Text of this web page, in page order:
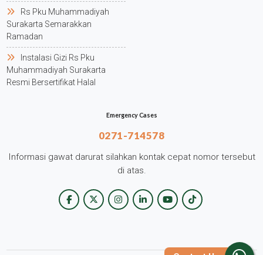
Rs Pku Muhammadiyah
Surakarta Semarakkan
Ramadan
Instalasi Gizi Rs Pku
Muhammadiyah Surakarta
Resmi Bersertifikat Halal
Emergency Cases
0271-714578
Informasi gawat darurat silahkan kontak cepat nomor tersebut
di atas.